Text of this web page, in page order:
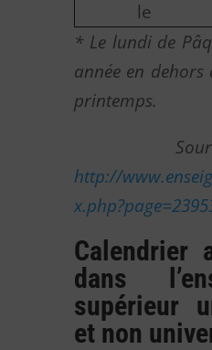
le
* Le lundi de
année en dehors
printemps.
http://
Calendrier
dans
supérieur
et non